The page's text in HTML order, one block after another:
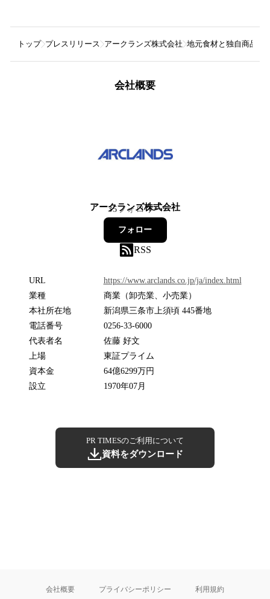
トップ プレスリリース アークランズ株式会社 地元食材と独自商品で
会社概要
アークランズ株式会社
35フォロワー
フォロー
RSS
URL
https://www.arclands.co.jp/ja/index.html
業種
商業（卸売業、小売業）
本社所在地
新潟県三条市上須頃 445番地
電話番号
0256-33-6000
代表者名
佐藤 好文
上場
東証プライム
資本金
64億6299万円
設立
1970年07月
PR TIMESのご利用について
資料をダウンロード
会社概要 プライバシーポリシー 利用規約